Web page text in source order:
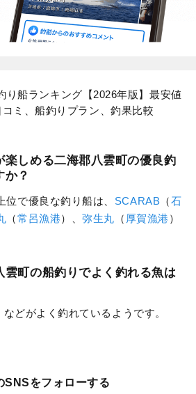
り船ランキング【2026年版】最安値
ミ、船釣りプラン、釣果比較
楽しめる二海郡八雲町の優良釣
か？
位で優良な釣り船は、 SCARAB （石
（常呂漁港）、弥生丸 （ 厚賀漁港 ）
雲町の船釣りでよく釣れる魚は
どがよく釣れているようです。
SNSをフォローする